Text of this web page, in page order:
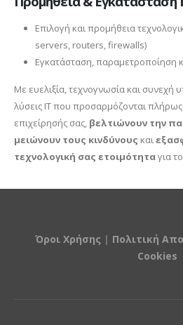
Επιλογή και προμήθεια
servers, routers, firewalls)
Εγκατάσταση, παραμετροποίηση
Με ευελιξία, τεχνογνωσία και
λύσεις IT που προσαρμόζονται πλήρως
επιχείρησής σας, βελτιώνουν την
μειώνουν τους κινδύνους και
τεχνολογική σας ετοιμότηταγια
Όροι Χρήσης | Πολιτική
Cookies